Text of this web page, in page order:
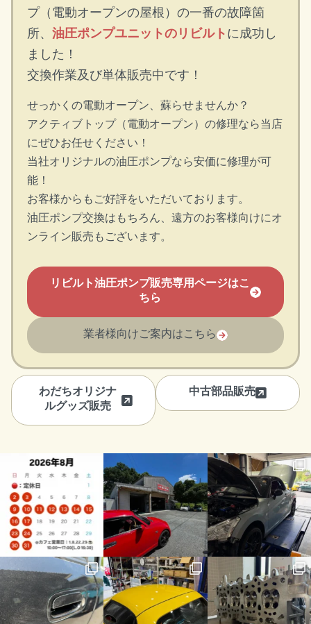
プ（電動オープンの屋根）の一番の故障箇
所、 油圧ポンプユニットのリビルト に成功し
ました！
交換作業及び単体販売中です！
せっかくの電動オープン、蘇らせませんか？
アクティブトップ（電動オープン）の修理なら当店
にぜひお任せください！
当社オリジナルの油圧ポンプなら安価に修理が可
能！
お客様からもご好評をいただいております。
油圧ポンプ交換はもちろん、遠方のお客様向けにオ
ンライン販売もございます。
リビルト油圧ポンプ販売専用ページはこ
ちら
業者様向けご案内はこちら
わだちオリジナ
ルグッズ販売
中古部品販売